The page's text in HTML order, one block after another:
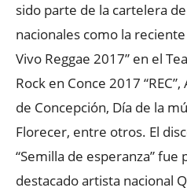
sido parte de la cartelera
nacionales como la
Vivo Reggae 2017” en el
Rock en Conce 2017
de Concepción, Día de la
Florecer, entre otros. El
“Semilla de esperanza” fue
destacado artista nacional